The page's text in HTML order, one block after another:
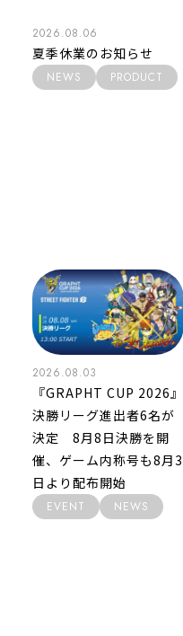
2026.08.06
夏季休業のお知らせ
NEWS PRODUCT
2026.08.03
『GRAPHT CUP 2026』
決勝リーグ進出者6名が
決定 8月8日決勝を開
催、ゲーム内称号も8月3
日より配布開始
EVENT NEWS